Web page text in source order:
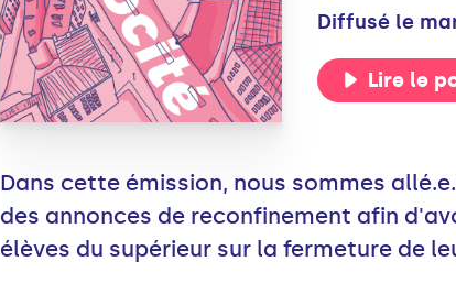
Diffusé le
Lire le
Dans cette émission, nous sommes
des annonces de reconfinement afin
élèves du supérieur sur la fermeture de